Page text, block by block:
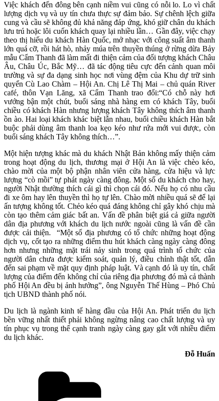
Việc khách đến đông bên cạnh niềm vui cũng có nỗi lo. Lo vì chất
lượng dịch vụ và uy tín chưa thực sự đảm bảo. Sự chênh lệch giữa
cung và cầu sẽ không đủ khả năng đáp ứng, khó giữ chân du khách
lưu trú hoặc lôi cuốn khách quay lại nhiều lần… Gần đây, việc chạy
theo thị hiếu du khách Hàn Quốc, mở nhạc với công suất âm thanh
lớn quá cỡ, rồi hát hò, nhảy múa trên thuyền thúng ở rừng dừa Bảy
mẫu Cẩm Thanh đã làm mất đi thiện cảm của đối tượng khách Châu
Âu, Châu Úc, Bắc Mỹ… đã tác động tiêu cực đến cảnh quan môi
trường và sự đa dạng sinh học nơi vùng đệm của Khu dự trữ sinh
quyển Cù Lao Chàm – Hội An. Chị Lê Thị Mai – chủ quán River
café, thôn Vạn Lăng, xã Cẩm Thanh trao đổi:“Có chỗ này hơi
vướng bận một chút, buổi sáng nhà hàng em có khách Tây, buổi
chiều có khách Hàn nhưng lượng khách Tây không thích âm thanh
ồn ào. Hai loại khách khác biệt lẫn nhau, buổi chiều khách Hàn bắt
buộc phải dùng âm thanh loa kẹo kéo như rứa mới vui được, còn
buổi sáng khách Tây không thích…”.
Một hiện tượng khác mà du khách Nhật Bản không mấy thiện cảm
trong hoạt động du lịch, thương mại ở Hội An là việc chèo kéo,
chào mời của một bộ phận nhân viên cửa hàng, cửa hiệu và lực
lượng “cò mồi” tự phát ngày càng đông. Một số du khách cho hay,
người Nhật thường thích cái gì thì chọn cái đó. Nếu họ có nhu cầu
đi xe ôm hay lên thuyền thì họ tự lên. Chào mời nhiều quá sẽ để lại
ấn tượng không tốt. Chẻo kéo quá đáng không chỉ gây khó chịu mà
còn tạo thêm cảm giác bất an. Vấn đề phân biệt giá cả giữa người
dân địa phương với khách du lịch nước ngoài cũng là vấn đề cần
được cải thiện. “Một số địa phương có tổ chức những hoạt động
dịch vụ, cốt tạo ra những điểm thu hút khách càng ngày càng đông
hơn nhưng những mặt trái nảy sinh trong quá trình tổ chức của
người dân chưa được kiểm soát, quản lý, điều chỉnh thật tốt, dẫn
đến sai phạm về mặt quy định pháp luật. Và cạnh đó là uy tín, chất
lượng của điểm đến không chỉ của riêng địa phương đó mà cả thành
phố Hội An đều bị ảnh hưởng”, ông Nguyễn Thế Hùng – Phó Chủ
tịch UBND thành phố nói.
Du lịch là ngành kinh tế hàng đầu của Hội An. Phát triển du lịch
bền vững nhất thiết phải không ngừng nâng cao chất lượng và uy
tín phục vụ trong thế cạnh tranh ngày càng gay gắt với nhiều điểm
du lịch khác.
Đỗ Huấn